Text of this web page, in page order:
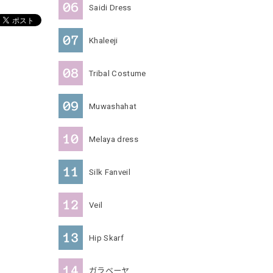
Saidi Dress
Khaleeji
Tribal Costume
Muwashahat
Melaya dress
Silk Fanveil
Veil
Hip Skarf
ガラベーヤ